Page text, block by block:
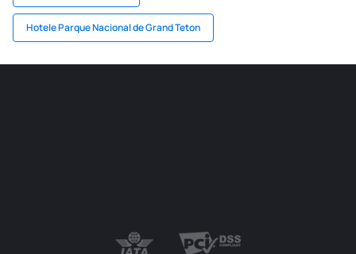
Hotele Parque Nacional de Grand Teton